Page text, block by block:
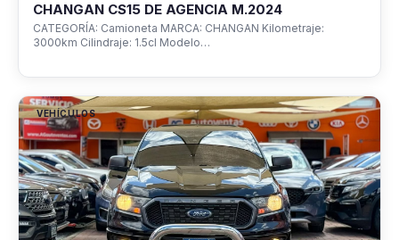
CHANGAN CS15 DE AGENCIA M.2024
CATEGORÍA: Camioneta MARCA: CHANGAN Kilometraje:
3000km Cilindraje: 1.5cl Modelo…
VEHÍCULOS